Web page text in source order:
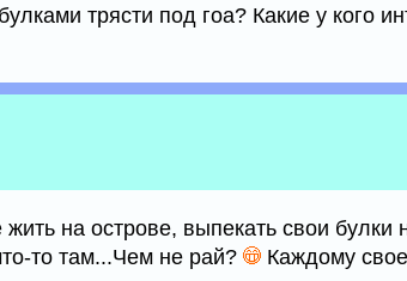
трясти под гоа? Какие у кого
жить на острове, выпекать свои булки
то там...Чем не рай?
Каждому